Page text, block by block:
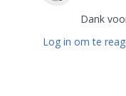
Dank
Log in om te